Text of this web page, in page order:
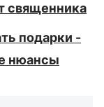
священника
подарки -
нюансы